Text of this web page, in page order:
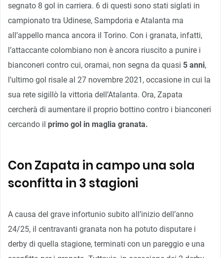
segnato 8 gol in carriera. 6 di questi sono stati siglati in
campionato tra Udinese, Sampdoria e Atalanta ma
all’appello manca ancora il Torino. Con i granata, infatti,
l’attaccante colombiano non è ancora riuscito a punire i
bianconeri contro cui, oramai, non segna da quasi 5 anni,
l’ultimo gol risale al 27 novembre 2021, occasione in cui la
sua rete sigillò la vittoria dell’Atalanta. Ora, Zapata
cercherà di aumentare il proprio bottino contro i bianconeri
cercando il primo gol in maglia granata.
Con Zapata in campo una sola
sconfitta in 3 stagioni
A causa del grave infortunio subito all’inizio dell’anno
24/25, il centravanti granata non ha potuto disputare i
derby di quella stagione, terminati con un pareggio e una